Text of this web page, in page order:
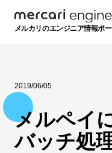
メルカリのエンジニア情報ポ
2019/06/05
メルペイ
バッチ処